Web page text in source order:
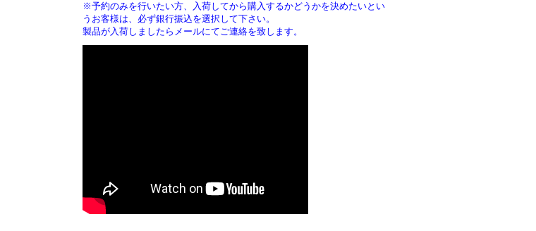
※予約のみを行いたい方、入荷してから購入するかどうかを決めたいとい
うお客様は、必ず銀行振込を選択して下さい。
製品が入荷しましたらメールにてご連絡を致します。